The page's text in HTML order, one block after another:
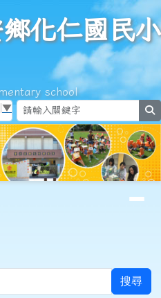
民小學
化仁國民小
school
▼
搜尋